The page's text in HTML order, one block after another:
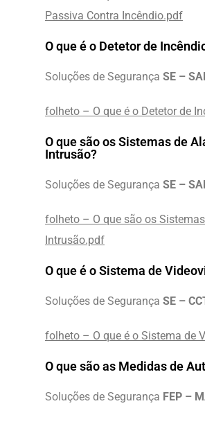
Passiva Contra Incêndio.pdf
O que é o Detetor de
Soluções de Segurança SE –
folheto – O que é o Detetor de
O que são os Sistemas de
Intrusão?
Soluções de Segurança SE –
folheto – O que são os
Intrusão.pdf
O que é o Sistema de
Soluções de Segurança SE –
folheto – O que é o Sistema de
O que são as Medidas de
Soluções de Segurança FEP –